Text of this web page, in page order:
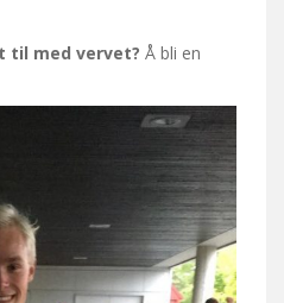
til med vervet? Å bli en